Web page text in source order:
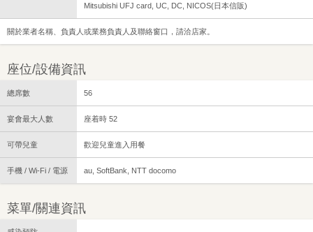
Mitsubishi UFJ card, UC, DC, NICOS(日本信販)
關於業者名稱、負責人或業務負責人及聯絡窗口，請洽店家。
座位/設備資訊
總席數 56
宴會最大人數 座着時 52
可帶兒童 歡迎兒童進入用餐
手機 / Wi-Fi / 電源 au, SoftBank, NTT docomo
菜單/關連資訊